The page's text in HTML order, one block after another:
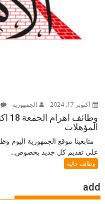
أكتوبر 17, 2024 الجمهورية
المؤهلات
متابعينا موقع الجمهورية
على تقديم كل جديد بخصوص...
وظائف خالية
add